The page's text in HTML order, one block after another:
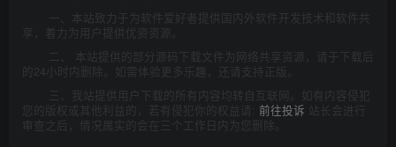
一、本站致力于为软件爱好者提供国内外软件开发技术和软件共
享，着力为用户提供优资资源。
二、 本站提供的部分源码下载文件为网络共享资源，请于下载后
的24小时内删除。如需体验更多乐趣，还请支持正版。
三、我站提供用户下载的所有内容均转自互联网。如有内容侵犯
您的版权或其他利益的，若有侵犯你的权益请: 前往投诉 站长会进行
审查之后，情况属实的会在三个工作日内为您删除。